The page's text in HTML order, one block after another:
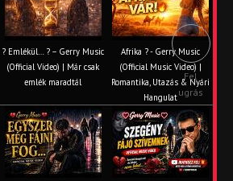
? Emlékül… ? – Gerry Music
(Official Video) | Már csak
emlék maradtál
Afrika ? - Gerry Music
(Official Music Video) |
Romantika, Utazás & Nyári
Hangulat
Fel
ugrás